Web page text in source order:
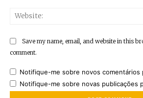
Save my name, email, and website in this
comment.
Notifique-me sobre novos comentários
Notifique-me sobre novas publicações